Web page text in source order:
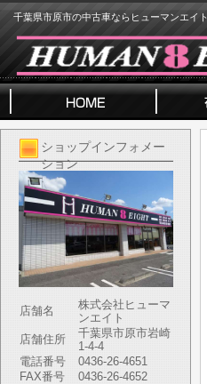
千葉県市原市の中古車ならヒューマンエイト
ショップインフォメー
ション
店舗名
株式会社ヒューマ
ンエイト
店舗住所
千葉県市原市岩崎
1-4-4
電話番号
0436-26-4651
FAX番号
0436-26-4652